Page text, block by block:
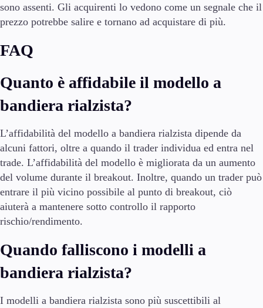
sono assenti. Gli acquirenti lo vedono come un segnale che il
prezzo potrebbe salire e tornano ad acquistare di più.
FAQ
Quanto è affidabile il modello a
bandiera rialzista?
L’affidabilità del modello a bandiera rialzista dipende da
alcuni fattori, oltre a quando il trader individua ed entra nel
trade. L’affidabilità del modello è migliorata da un aumento
del volume durante il breakout. Inoltre, quando un trader può
entrare il più vicino possibile al punto di breakout, ciò
aiuterà a mantenere sotto controllo il rapporto
rischio/rendimento.
Quando falliscono i modelli a
bandiera rialzista?
I modelli a bandiera rialzista sono più suscettibili al